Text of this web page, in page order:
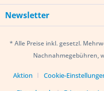
Newsletter
* Alle Preise inkl. gesetzl.
Nachnahmegebühren,
Aktion Cookie-